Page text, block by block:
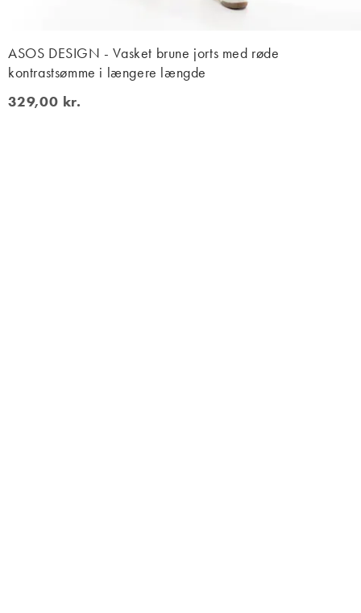
ASOS DESIGN - Vasket brune jorts med røde
kontrastsømme i længere længde
329,00 kr.
329,00 kr.